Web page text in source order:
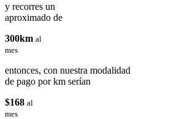
y recorres un
aproximado de
300km al
mes
entonces, con nuestra modalidad
de pago por km serían
$168 al
mes